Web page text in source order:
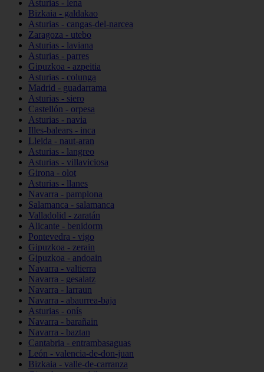
Asturias - lena
Bizkaia - galdakao
Asturias - cangas-del-narcea
Zaragoza - utebo
Asturias - laviana
Asturias - parres
Gipuzkoa - azpeitia
Asturias - colunga
Madrid - guadarrama
Asturias - siero
Castellón - orpesa
Asturias - navia
Illes-balears - inca
Lleida - naut-aran
Asturias - langreo
Asturias - villaviciosa
Girona - olot
Asturias - llanes
Navarra - pamplona
Salamanca - salamanca
Valladolid - zaratán
Alicante - benidorm
Pontevedra - vigo
Gipuzkoa - zerain
Gipuzkoa - andoain
Navarra - valtierra
Navarra - gesalatz
Navarra - larraun
Navarra - abaurrea-baja
Asturias - onís
Navarra - barañain
Navarra - baztan
Cantabria - entrambasaguas
León - valencia-de-don-juan
Bizkaia - valle-de-carranza